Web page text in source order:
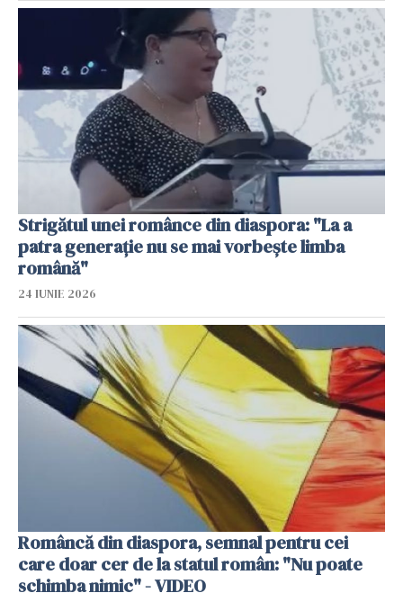
Strigătul unei românce din diaspora: "La a
patra generație nu se mai vorbește limba
română"
24 IUNIE 2026
Româncă din diaspora, semnal pentru cei
care doar cer de la statul român: "Nu poate
schimba nimic" - VIDEO